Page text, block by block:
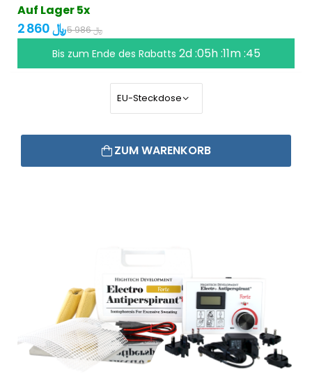
Auf Lager 5x
2 860 ﷼ 5 986 ﷼
Bis zum Ende des Rabatts 2d :05h :11m :45
ZUM WARENKORB